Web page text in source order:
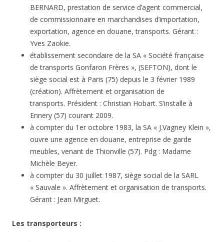
BERNARD, prestation de service d’agent commercial,
de commissionnaire en marchandises d’importation,
exportation, agence en douane, transports. Gérant :
Yves Zaokie.
établissement secondaire de la SA « Société française
de transports Gonfaron Frères », (SEFTON), dont le
siège social est à Paris (75) depuis le 3 février 1989
(création). Affrètement et organisation de
transports. Président : Christian Hobart. S’installe à
Ennery (57) courant 2009.
à compter du 1er octobre 1983, la SA « J.Vagney Klein »,
ouvre une agence en douane, entreprise de garde
meubles, venant de Thionville (57). Pdg : Madame
Michèle Beyer.
à compter du 30 juillet 1987, siège social de la SARL
« Sauvale ». Affrètement et organisation de transports.
Gérant : Jean Mirguet.
Les transporteurs :